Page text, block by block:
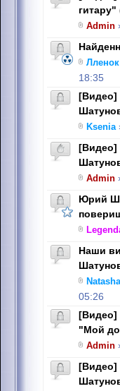
гитару"
Admin
Лленок
18:35
[Видео]
Ksenia
Admin
Юрий
Наши
05:26
[Видео]
"Мой
Admin
[Видео]